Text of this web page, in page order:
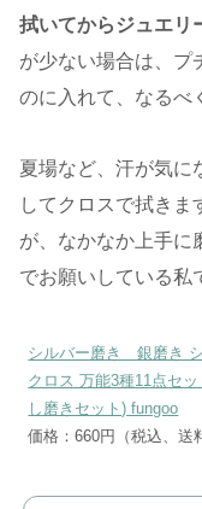
拭いてからジュエリ
が少ない場合は、プ
のに入れて、なるべ
夏場など、汗が気に
してクロスで拭きま
が、なかなか上手に
でお願いしている私
シルバー磨き 銀磨き
クロス 万能3種11点セ
し磨きセット) fungoo
価格：660円（税込、送